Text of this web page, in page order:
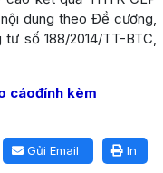
dung theo Đề cương,
số 188/2014/TT-BTC,
cáođính kèm
In
Gửi Email